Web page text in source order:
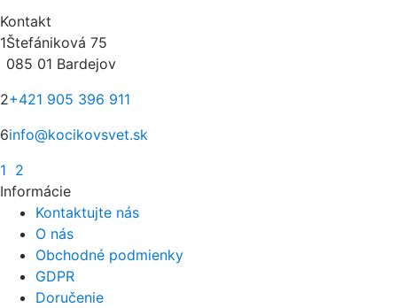
Kontakt
1Štefániková 75
085 01 Bardejov
2+421 905 396 911
6info@kocikovsvet.sk
1 2
Informácie
Kontaktujte nás
O nás
Obchodné podmienky
GDPR
Doručenie